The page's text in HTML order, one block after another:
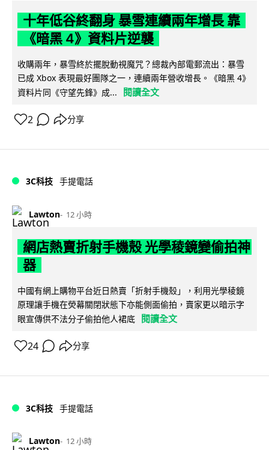
十年低谷終翻身 暴雪連續兩年增長 靠
《暗黑 4》資料片逆襲
收購兩年，暴雪終於擺脫動視魔咒？總裁內部電郵流出：暴雪
已成 Xbox 表現最好團隊之一，連續兩年營收增長。《暗黑 4》
資料片同《守望先鋒》成...
閱讀全文
2 分享
3C科技 手提電話
Lawton 12 小時
網店熱賣折射手機殼 光學稜鏡變偷拍神
器
中國有網上購物平台近日熱賣「折射手機殼」，利用光學稜鏡
原理讓手機在熒幕關閉狀態下亦能側面偷拍，賣家更以暗示字
眼宣傳供不法分子偷拍他人裙底
閱讀全文
24 分享
3C科技 手提電話
Lawton 12 小時